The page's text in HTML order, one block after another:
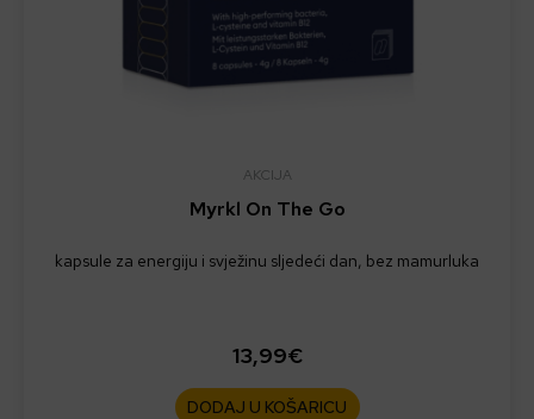
AKCIJA
Myrkl On The Go
kapsule za energiju i svježinu sljedeći dan, bez mamurluka
13,99€
DODAJ U KOŠARICU